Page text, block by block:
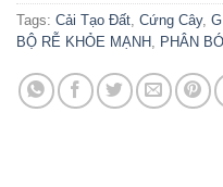
Tags: Cải Tạo Đất, Cứng Cây,
BỘ RỄ KHỎE MẠNH , PHÂN